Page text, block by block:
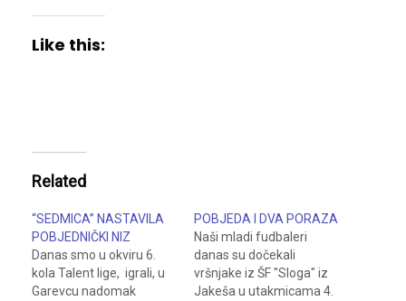
Like this:
Related
“SEDMICA” NASTAVILA
POBJEDNIČKI NIZ
Danas smo u okviru 6.
kola Talent lige, igrali, u
Garevcu nadomak
POBJEDA I DVA PORAZA
Naši mladi fudbaleri
danas su dočekali
vršnjake iz ŠF "Sloga" iz
Jakeša u utakmicama 4.